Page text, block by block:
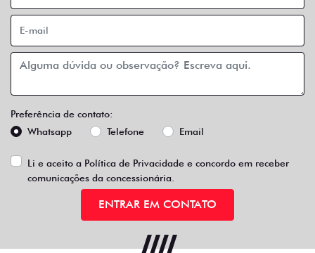
Preferência de contato:
Whatsapp
Telefone Email
Li e aceito a Política de Privacidade e concordo em receber
comunicações da concessionária.
ENTRAR EM CONTATO